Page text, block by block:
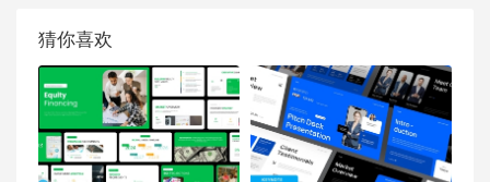
猜你喜欢